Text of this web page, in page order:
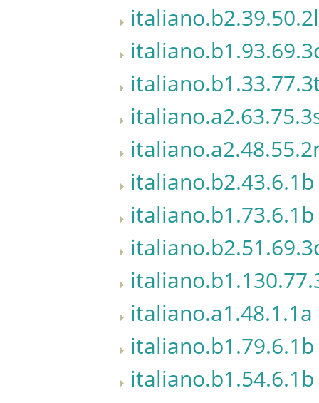
italiano.b2.39.50.2l
italiano.b2.43.6.1b
italiano.b1.73.6.1b
italiano.a1.48.1.1a
italiano.b1.79.6.1b
italiano.b1.54.6.1b